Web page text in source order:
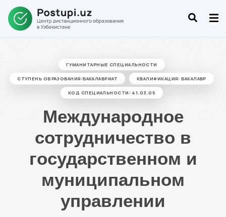
ГУМАНИТАРНЫЕ СПЕЦИАЛЬНОСТИ
СТУПЕНЬ ОБРАЗОВАНИЯ:БАКАЛАВРИАТ КВАЛИФИКАЦИЯ: БАКАЛАВР
КОД СПЕЦИАЛЬНОСТИ: 41.03.05
Международное
сотрудничество в
государственном и
муниципальном
управлении